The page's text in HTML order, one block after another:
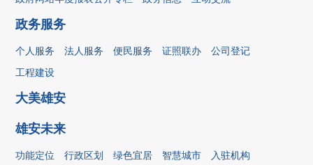
政务服务
个人服务 法人服务 便民服务 证照联办
公司登记
工程建设
大美雄安
雄安未来
功能定位 行政区划 绿色宜居 智慧城市 入驻机构